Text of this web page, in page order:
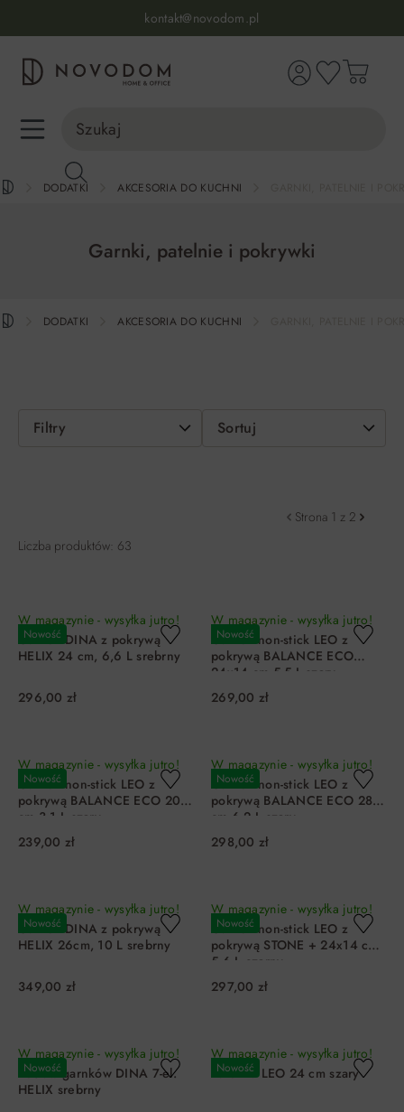
kontakt@novodom.pl
Dostawa z wniesieniem
30 dni na zwrot lub wymianę
98% zadowolonych klientów
DODATKI AKCESORIA DO KUCHNI
Garnki, patelnie i pokrywki
DODATKI AKCESORIA DO KUCHNI
Filtry Sortuj
Liczba produktów: 63
Strona 1 z 2
Nowość
W magazynie - wysyłka jutro!
Garnek DINA z pokrywą
HELIX 24 cm, 6,6 L srebrny
296,00 zł
Nowość
W magazynie - wysyłka jutro!
Garnek non-stick LEO z
pokrywą BALANCE ECO
24x14 cm 5,5 L szary
269,00 zł
Nowość
W magazynie - wysyłka jutro!
Garnek non-stick LEO z
pokrywą BALANCE ECO 20
cm 3,1 L szary
239,00 zł
Nowość
W magazynie - wysyłka jutro!
Garnek non-stick LEO z
pokrywą BALANCE ECO 28
cm 6,2 L szary
298,00 zł
Nowość
W magazynie - wysyłka jutro!
Garnek DINA z pokrywą
HELIX 26cm, 10 L srebrny
349,00 zł
Nowość
W magazynie - wysyłka jutro!
Garnek non-stick LEO z
pokrywą STONE + 24x14 cm
5,6 L czarny
297,00 zł
Nowość
W magazynie - wysyłka jutro!
Zestaw garnków DINA 7-el.
HELIX srebrny
Nowość
W magazynie - wysyłka jutro!
Patelnia LEO 24 cm szary